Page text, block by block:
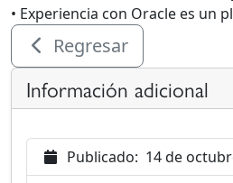
• Experiencia con Oracle es un
Regresar
Información adicional
Publicado: 14 de